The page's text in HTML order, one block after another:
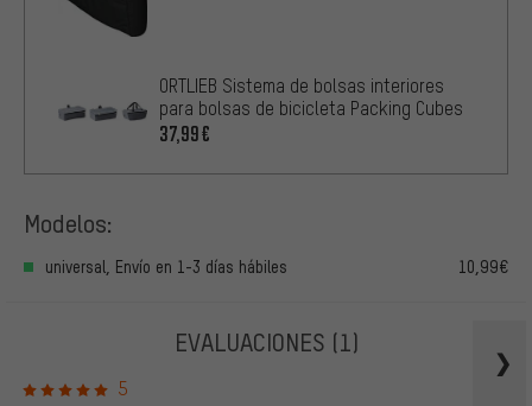
ORTLIEB Sistema de bolsas interiores
para bolsas de bicicleta Packing Cubes
37,99€
Modelos:
universal, Envío en 1-3 días hábiles 10,99€
EVALUACIONES (1)
5